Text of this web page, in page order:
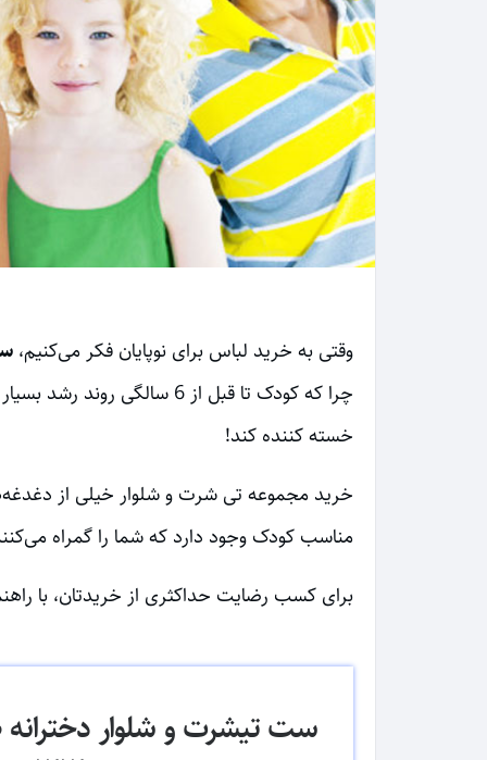
وقتی به خرید لباس برای نوپایان فکر می‌کنیم،
چرا که کودک تا قبل از 6
خسته کننده کند!
خرید مجموعه تی شرت و شلوار خیلی از
مناسب کودک وجود دارد که شما را گمراه
برای کسب رضایت حداکثری از خریدتان، با
ست تیشرت و شلوار